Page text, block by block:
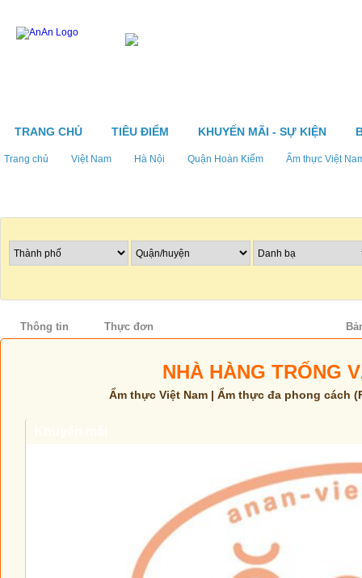
TRANG CHỦ TIÊU ĐIỂM KHUYẾN MÃI - SỰ KIỆN
Trang chủ Việt Nam Hà Nội Quận Hoàn Kiếm Ẩm thực Việt
Thông tin Thực đơn
NHÀ HÀNG TRỐNG
Ẩm thực Việt Nam | Ẩm thực đa phong cách